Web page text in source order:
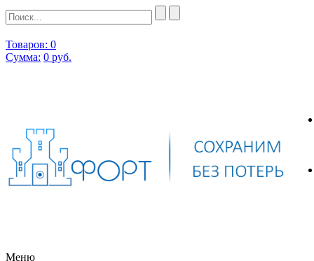
Товаров: 0
Сумма: 0 руб.
Меню